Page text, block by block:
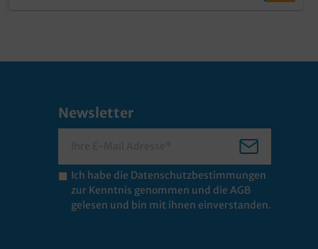
Newsletter
Ich habe die Datenschutzbestimmungen
zur Kenntnis genommen und die AGB
gelesen und bin mit ihnen einverstanden.